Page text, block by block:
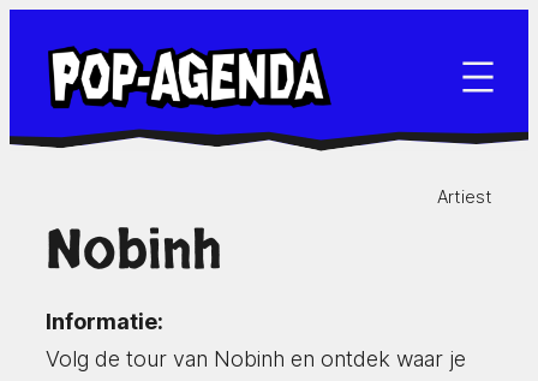
naar
inhoud
Artiest
Nobinh
Informatie:
Volg de tour van Nobinh en ontdek waar je